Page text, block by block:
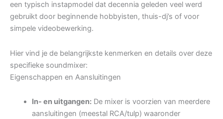
een typisch instapmodel dat decennia geleden veel werd
gebruikt door beginnende hobbyisten, thuis-dj’s of voor
simpele videobewerking.
Hier vind je de belangrijkste kenmerken en details over deze
specifieke soundmixer:
Eigenschappen en Aansluitingen
In- en uitgangen:De mixer is voorzien van meerdere
aansluitingen (meestal RCA/tulp) waaronder